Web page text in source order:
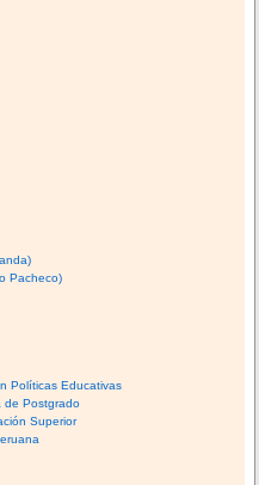
Pacheco)
Políticas Educativas
de Postgrado
Superior